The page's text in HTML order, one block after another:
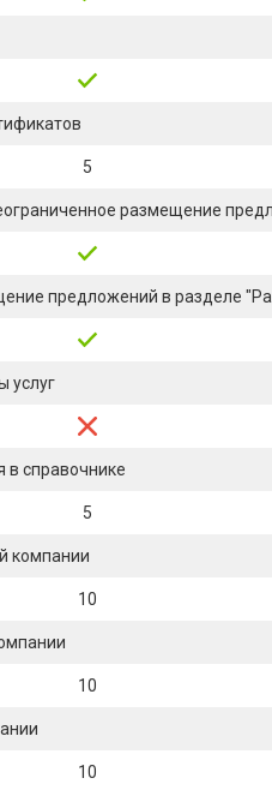
5
размещение
предложений в разделе
услуг
в справочнике
5
компании
10
10
10